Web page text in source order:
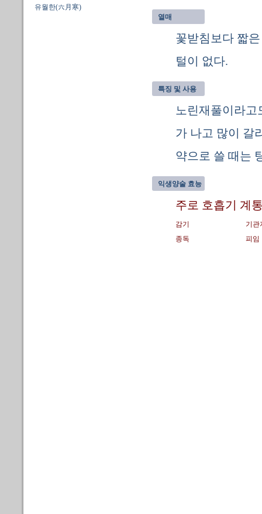
유월한(六月寒)
열매
꽃받침보다 짧
털이 없다.
특징 및 사용
노린재풀이라고
가 나고 많이 갈
약으로 쓸 때는
익생양술 효능
주로 호흡기 계
감기
기관
종독
피임